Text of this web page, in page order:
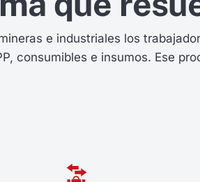
e industriales los
consumibles e insumos. Ese